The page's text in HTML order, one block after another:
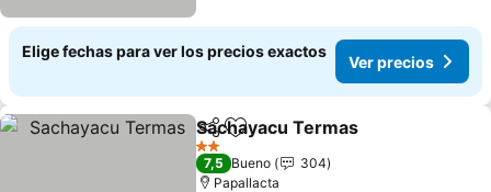
Elige fechas para ver los precios exactos
Ver precios
CompartirAgregar a favoritos
Sachayacu Termas
2 Estrellas
7,5 Bueno
304
Papallacta